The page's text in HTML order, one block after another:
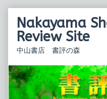
contentNakayama
Review Site
中山書店 書評の森